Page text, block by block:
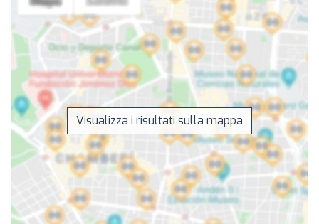
Visualizza i risultati sulla mappa